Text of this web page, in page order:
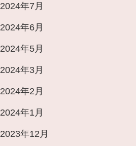
2024年7月
2024年6月
2024年5月
2024年3月
2024年2月
2024年1月
2023年12月